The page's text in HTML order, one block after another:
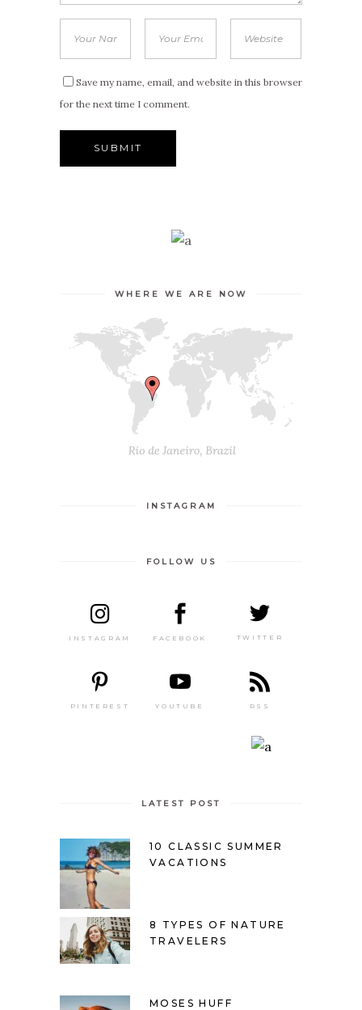
Save my name, email, and website in this browser
for the next time I comment.
WHERE WE ARE NOW
INSTAGRAM
FOLLOW US
INSTAGRAM FACEBOOK TWITTER
PINTEREST YOUTUBE RSS
LATEST POST
10 CLASSIC SUMMER
VACATIONS
8 TYPES OF NATURE
TRAVELERS
MOSES HUFF